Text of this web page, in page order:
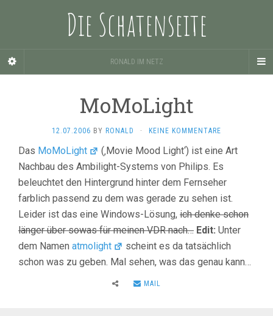
Die Schatenseite
RONALD IM NETZ
MoMoLight
12.07.2006 BY RONALD · KEINE KOMMENTARE
Das MoMoLight
(‚Movie Mood Light‘) ist eine Art
Nachbau des Ambilight-Systems von Philips. Es
beleuchtet den Hintergrund hinter dem Fernseher
farblich passend zu dem was gerade zu sehen ist.
Leider ist das eine Windows-Lösung, ich denke schon
länger über sowas für meinen VDR nach… Edit: Unter
dem Namen atmolight
scheint es da tatsächlich
schon was zu geben. Mal sehen, was das genau kann…
MAIL